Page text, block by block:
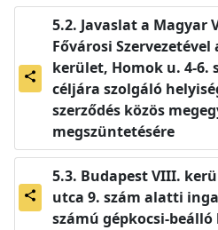
share
Javaslat a Magyar
Fővárosi
kerület, Homok u. 4-6.
céljára szolgáló
szerződés közös
megszüntetésére
share
Budapest VIII.
utca 9. szám alatti
számú gépkocsi-beálló